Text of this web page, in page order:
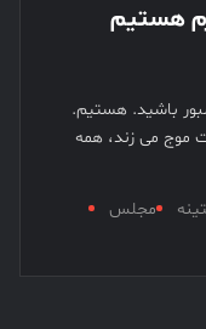
هستیم
باشید. هستیم.
موج می زند، همه
مجلس